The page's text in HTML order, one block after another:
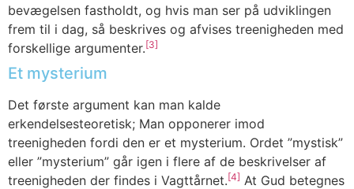
bevægelsen fastholdt, og hvis man ser på udviklingen
frem til i dag, så beskrives og afvises treenigheden med
forskellige argumenter.[3]
Et mysterium
Det første argument kan man kalde
erkendelsesteoretisk; Man opponerer imod
treenigheden fordi den er et mysterium. Ordet ”mystisk”
eller ”mysterium” går igen i flere af de beskrivelser af
treenigheden der findes i Vagttårnet.[4] At Gud betegnes